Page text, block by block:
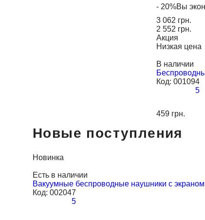
- 20%Вы
3 062 грн.
2 552 грн.
Акция
Низкая цена
В наличии
Код: 001094
5
459 грн.
Новые поступления
Новинка
Есть в наличии
Вакуумные беспроводные наушники с
Код: 002047
5